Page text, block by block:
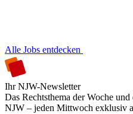
Alle Jobs entdecken
Ihr NJW-Newsletter
Das Rechtsthema der Woche
NJW – jeden Mittwoch exklusiv